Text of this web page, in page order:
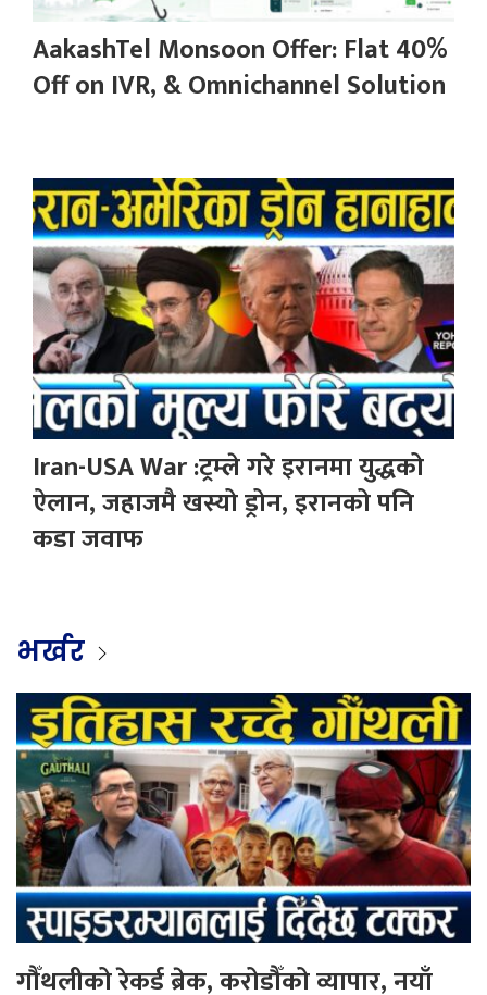
AakashTel Monsoon Offer: Flat 40%
Off on IVR, & Omnichannel Solution
Iran-USA War :ट्रम्ले गरे इरानमा युद्धको
ऐलान, जहाजमै खस्यो ड्रोन, इरानको पनि
कडा जवाफ
भर्खर
गौँथलीको रेकर्ड ब्रेक, करोडौँको व्यापार, नयाँ